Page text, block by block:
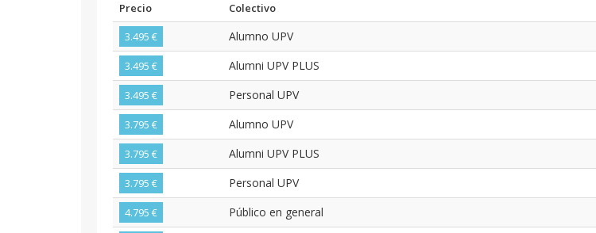
Precio Colectivo
3.495 €
Alumno UPV
3.495 € Alumni UPV PLUS
3.495 € Personal UPV
3.795 € Alumno UPV
3.795 € Alumni UPV PLUS
3.795 € Personal UPV
4.795 € Público en general